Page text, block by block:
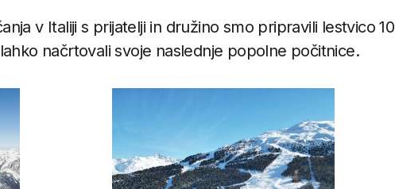
v Italiji s prijatelji in družino smo pripravili lestvico 10
načrtovali svoje naslednje popolne počitnice.